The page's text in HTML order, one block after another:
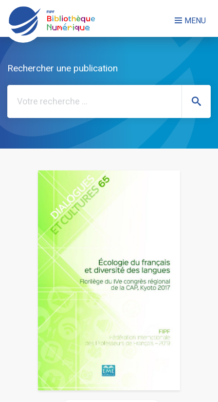
MENU
NOS PUBLICATIONS
LES COLLECTIONS
QUI SOMMES-NOUS ?
Mon compte
Rechercher une publication